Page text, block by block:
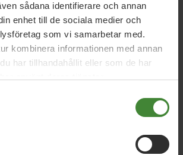
sådana identifierare och annan
enhet till de sociala medier och
som vi samarbetar med.
kombinera informationen med annan
har tillhandahållit eller som de har
– nu fortsätter kampen för
rättigheter